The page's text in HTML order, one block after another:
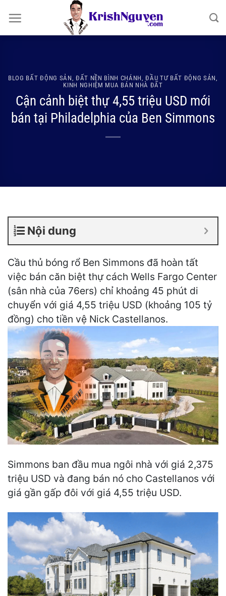
qua
nội
BLOG BẤT ĐỘNG SẢN ĐẤT NỀN BÌNH CHÁNH ,ĐẦU TƯ BẤT ĐỘNG SẢN
KINH NGHIỆM MUA BÁN NHÀ ĐẤT
Cận cảnh biệt thự 4,55 triệu USD mới
bán tại Philadelphia của Ben Simmons
Nội dung
Cầu thủ bóng rổ Ben Simmons đã hoàn tất
việc bán căn biệt thự cách Wells Fargo Center
(sân nhà của 76ers) chỉ khoảng 45 phút di
chuyển với giá 4,55 triệu USD (khoảng 105 tỷ
đồng) cho tiền vệ Nick Castellanos.
Simmons ban đầu mua ngôi nhà với giá 2,375
triệu USD và đang bán nó cho Castellanos với
giá gần gấp đôi với giá 4,55 triệu USD.